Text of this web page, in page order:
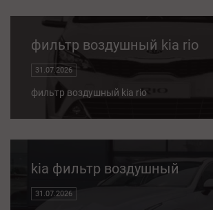
фильтр воздушный kia rio
31.07.2026
фильтр воздушный kia rio
kia фильтр воздушный
31.07.2026